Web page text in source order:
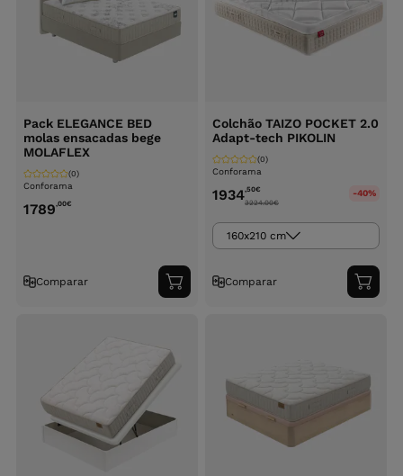
Pack ELEGANCE BED
molas ensacadas bege
MOLAFLEX
Conforama
(0)
1789,00€
Comparar
Adicionar
ao
Colchão TAIZO POCKET 2.0
Adapt-tech PIKOLIN
Conforama
(0)
1934,50€
3224.00€
-40%
160x210 cm
Comparar
ao